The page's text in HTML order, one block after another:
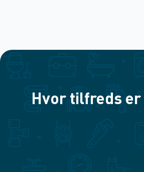
Hvor tilfreds er